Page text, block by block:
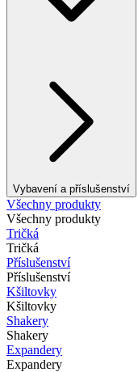
Vybavení a příslušenství
Všechny produkty
Všechny produkty
Tričká
Tričká
Příslušenství
Příslušenství
Kšiltovky
Kšiltovky
Shakery
Shakery
Expandery
Expandery